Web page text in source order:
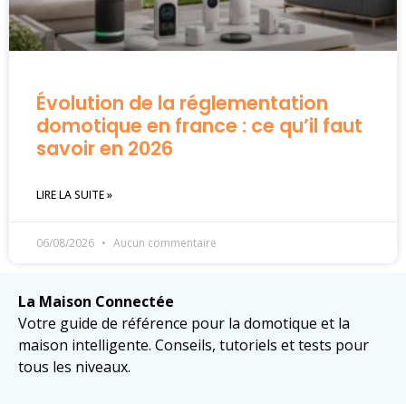
Évolution de la réglementation
domotique en france : ce qu’il faut
savoir en 2026
LIRE LA SUITE »
06/08/2026 Aucun commentaire
La Maison Connectée
Votre guide de référence pour la domotique et la
maison intelligente. Conseils, tutoriels et tests pour
tous les niveaux.